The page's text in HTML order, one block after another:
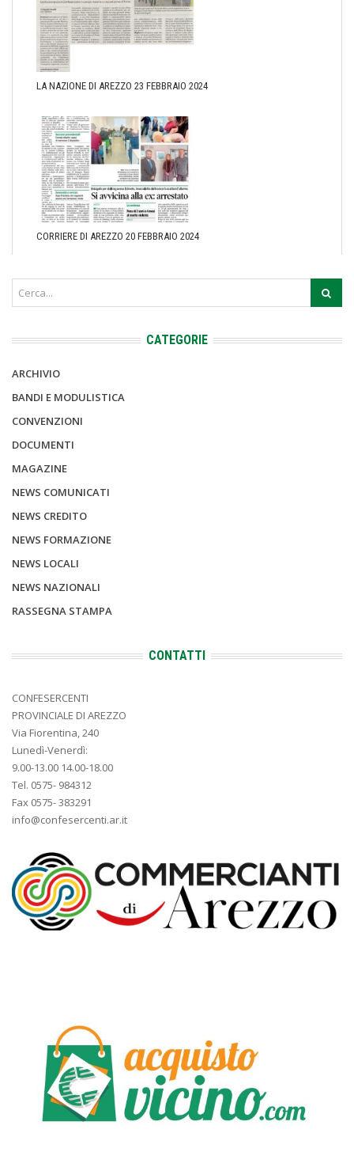
LA NAZIONE DI AREZZO 23 FEBBRAIO 2024
CORRIERE DI AREZZO 20 FEBBRAIO 2024
CATEGORIE
ARCHIVIO
BANDI E MODULISTICA
CONVENZIONI
DOCUMENTI
MAGAZINE
NEWS COMUNICATI
NEWS CREDITO
NEWS FORMAZIONE
NEWS LOCALI
NEWS NAZIONALI
RASSEGNA STAMPA
CONTATTI
CONFESERCENTI
PROVINCIALE DI AREZZO
Via Fiorentina, 240
Lunedì-Venerdì:
9.00-13.00 14.00-18.00
Tel. 0575- 984312
Fax 0575- 383291
info@confesercenti.ar.it